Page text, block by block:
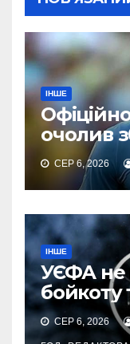
ІНШЕ
очолив
СЕР 6, 2026
ІНШЕ
УЄФА не
бойкоту
СЕР 6, 2026